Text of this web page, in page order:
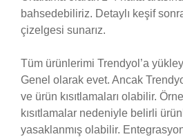
bahsedebiliriz. Detaylı keşif
çizelgesi sunarız.
Tüm ürünlerimi Trendyol’a
Genel olarak evet. Ancak
ve ürün kısıtlamaları olabilir.
kısıtlamalar nedeniyle belirli
yasaklanmış olabilir.